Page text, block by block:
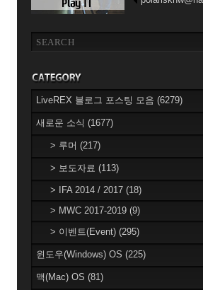
LiveREX 블로그 포스팅 모음 (6279)
새로운 소식 (1677)
> 루머 (217)
> 보도자료 (113)
> IFA 2014 / 2017 (18)
> MWC 2017-2019 (9)
> 이벤트(Event) (295)
윈도우(Windows) OS (225)
맥(Mac) OS (81)